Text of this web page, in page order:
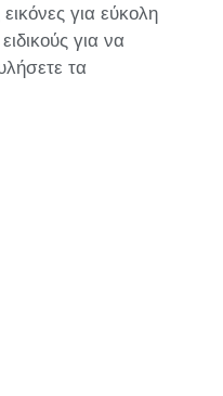
για εύκολη
για να
τα